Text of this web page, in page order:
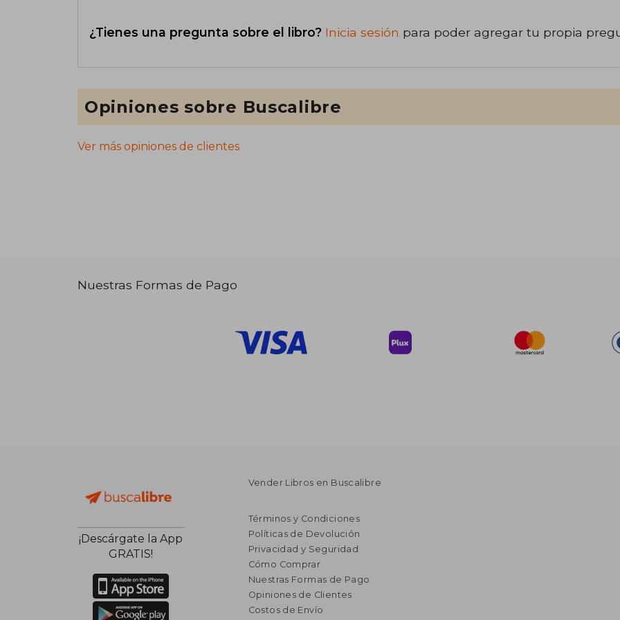
¿Tienes una pregunta sobre el libro? Inicia sesión para poder agregar tu propia
Opiniones sobre Buscalibre
Ver más opiniones de clientes
Nuestras Formas de Pago
¡Descárgate la App
GRATIS!
Vender Libros en Buscalibre
Términos y Condiciones
Políticas de Devolución
Privacidad y Seguridad
Cómo Comprar
Nuestras Formas de Pago
Opiniones de Clientes
Costos de Envío